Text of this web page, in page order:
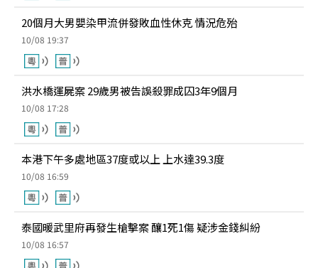
20個月大男嬰染甲流併發敗血性休克 情況危殆
10/08 19:37
洪水橋運屍案 29歲男被告誤殺罪成囚3年9個月
10/08 17:28
本港下午多處地區37度或以上 上水達39.3度
10/08 16:59
泰國暖武里府再發生槍擊案 釀1死1傷 疑涉金錢糾紛
10/08 16:57